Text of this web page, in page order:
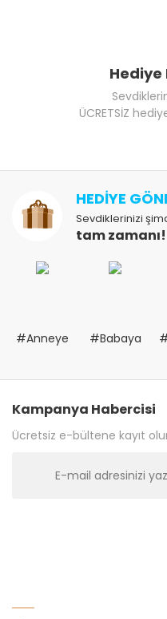
ÜCRETSİZ
HEDİYE
Sevdiklerinizi
tam zamanı!
#Anneye #Babaya
Kampanya Habercisi
Ücretsiz e-bültene kayıt